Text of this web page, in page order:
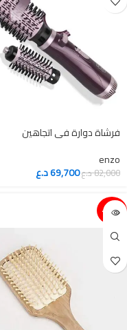
فرشاة دوارة في اتجاهين
enzo
82,000د.ع69,700د.ع
15%-